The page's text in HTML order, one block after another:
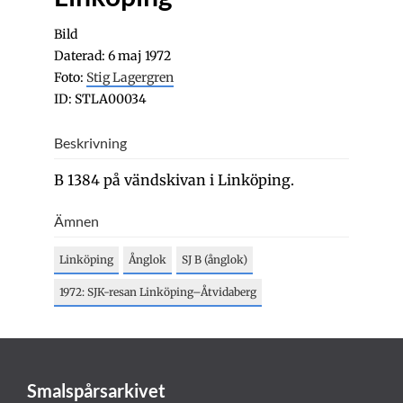
Bild
Daterad: 6 maj 1972
Foto: Stig Lagergren
ID: STLA00034
Beskrivning
B 1384 på vändskivan i Linköping.
Ämnen
Linköping Ånglok SJ B (ånglok)
1972: SJK-resan Linköping–Åtvidaberg
Smalspårsarkivet